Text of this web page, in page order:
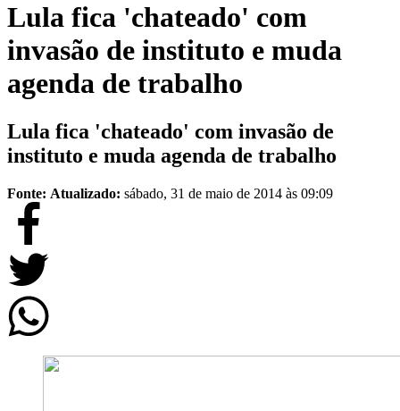
Lula fica 'chateado' com
invasão de instituto e muda
agenda de trabalho
Lula fica 'chateado' com invasão de
instituto e muda agenda de trabalho
Fonte: Atualizado: sábado, 31 de maio de 2014 às 09:09